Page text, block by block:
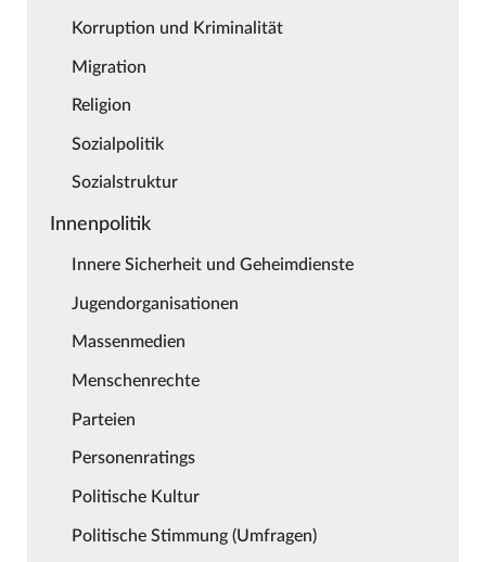
Korruption und Kriminalität
Migration
Religion
Sozialpolitik
Sozialstruktur
Innenpolitik
Innere Sicherheit und Geheimdienste
Jugendorganisationen
Massenmedien
Menschenrechte
Parteien
Personenratings
Politische Kultur
Politische Stimmung (Umfragen)